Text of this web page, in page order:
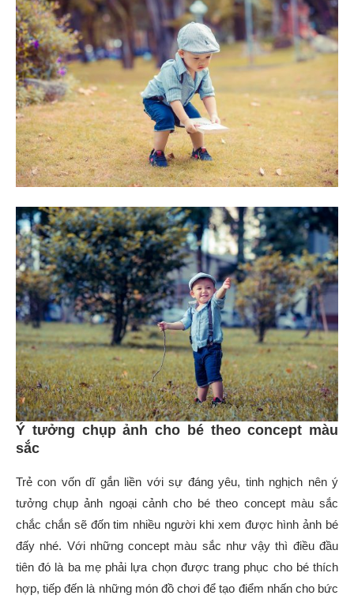
Ý tưởng chụp ảnh cho bé theo concept màu
sắc
Trẻ con vốn dĩ gắn liền với sự đáng yêu, tinh nghịch nên ý
tưởng chụp ảnh ngoại cảnh cho bé theo concept màu sắc
chắc chắn sẽ đốn tim nhiều người khi xem được hình ảnh bé
đấy nhé. Với những concept màu sắc như vậy thì điều đầu
tiên đó là ba mẹ phải lựa chọn được trang phục cho bé thích
hợp, tiếp đến là những món đồ chơi để tạo điểm nhấn cho bức